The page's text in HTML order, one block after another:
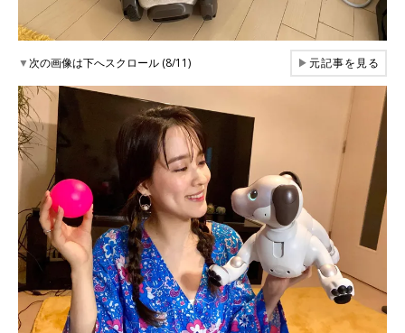
▼次の画像は下へスクロール (8/11) ▶元記事を見る